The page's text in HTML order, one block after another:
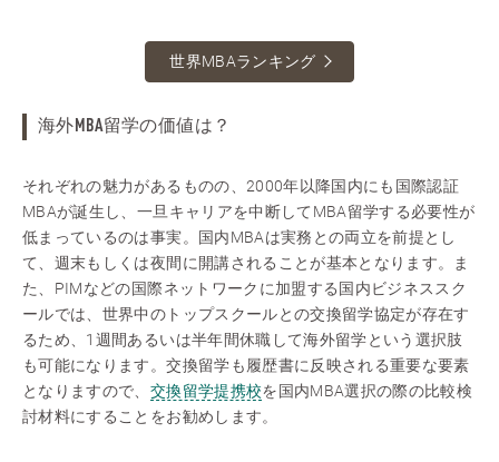
世界MBAランキング
海外MBA留学の価値は？
それぞれの魅力があるものの、2000年以降国内にも国際認証
MBAが誕生し、一旦キャリアを中断してMBA留学する必要性が
低まっているのは事実。国内MBAは実務との両立を前提とし
て、週末もしくは夜間に開講されることが基本となります。ま
た、PIMなどの国際ネットワークに加盟する国内ビジネススク
ールでは、世界中のトップスクールとの交換留学協定が存在す
るため、1週間あるいは半年間休職して海外留学という選択肢
も可能になります。交換留学も履歴書に反映される重要な要素
となりますので、 交換留学提携校を国内MBA選択の際の比較検
討材料にすることをお勧めします。